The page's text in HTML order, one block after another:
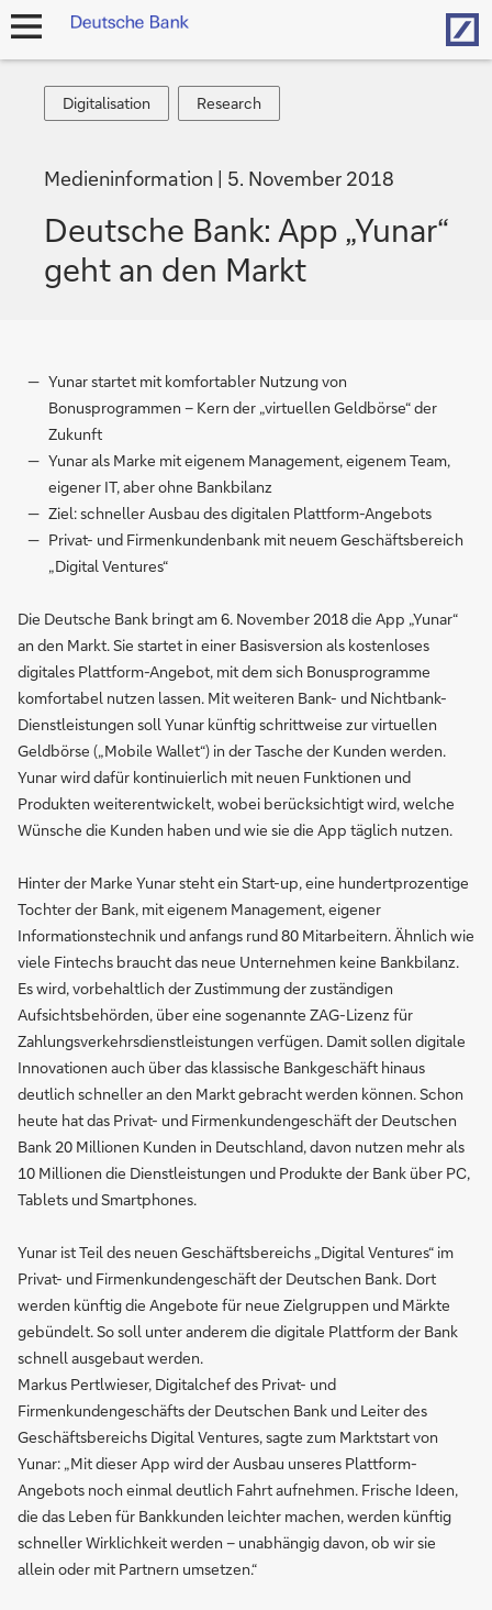
Navigation
Digitalisation
Digitalisation
Research
Research
Medieninformation 5. November 2018
Deutsche Bank: App „Yunar“
geht an den Markt
Yunar startet mit komfortabler Nutzung von
Bonusprogrammen – Kern der „virtuellen Geldbörse“ der
Zukunft
Yunar als Marke mit eigenem Management, eigenem Team,
eigener IT, aber ohne Bankbilanz
Ziel: schneller Ausbau des digitalen Plattform-Angebots
Privat- und Firmenkundenbank mit neuem Geschäftsbereich
„Digital Ventures“
Die Deutsche Bank bringt am 6. November 2018 die App „Yunar“
an den Markt. Sie startet in einer Basisversion als kostenloses
digitales Plattform-Angebot, mit dem sich Bonusprogramme
komfortabel nutzen lassen. Mit weiteren Bank- und Nichtbank-
Dienstleistungen soll Yunar künftig schrittweise zur virtuellen
Geldbörse („Mobile Wallet“) in der Tasche der Kunden werden.
Yunar wird dafür kontinuierlich mit neuen Funktionen und
Produkten weiterentwickelt, wobei berücksichtigt wird, welche
Wünsche die Kunden haben und wie sie die App täglich nutzen.
Hinter der Marke Yunar steht ein Start-up, eine hundertprozentige
Tochter der Bank, mit eigenem Management, eigener
Informationstechnik und anfangs rund 80 Mitarbeitern. Ähnlich wie
viele Fintechs braucht das neue Unternehmen keine Bankbilanz.
Es wird, vorbehaltlich der Zustimmung der zuständigen
Aufsichtsbehörden, über eine sogenannte ZAG-Lizenz für
Zahlungsverkehrsdienstleistungen verfügen. Damit sollen digitale
Innovationen auch über das klassische Bankgeschäft hinaus
deutlich schneller an den Markt gebracht werden können. Schon
heute hat das Privat- und Firmenkundengeschäft der Deutschen
Bank 20 Millionen Kunden in Deutschland, davon nutzen mehr als
10 Millionen die Dienstleistungen und Produkte der Bank über PC,
Tablets und Smartphones.
Yunar ist Teil des neuen Geschäftsbereichs „Digital Ventures“ im
Privat- und Firmenkundengeschäft der Deutschen Bank. Dort
werden künftig die Angebote für neue Zielgruppen und Märkte
gebündelt. So soll unter anderem die digitale Plattform der Bank
schnell ausgebaut werden.
Markus Pertlwieser, Digitalchef des Privat- und
Firmenkundengeschäfts der Deutschen Bank und Leiter des
Geschäftsbereichs Digital Ventures, sagte zum Marktstart von
Yunar: „Mit dieser App wird der Ausbau unseres Plattform-
Angebots noch einmal deutlich Fahrt aufnehmen. Frische Ideen,
die das Leben für Bankkunden leichter machen, werden künftig
schneller Wirklichkeit werden – unabhängig davon, ob wir sie
allein oder mit Partnern umsetzen.“